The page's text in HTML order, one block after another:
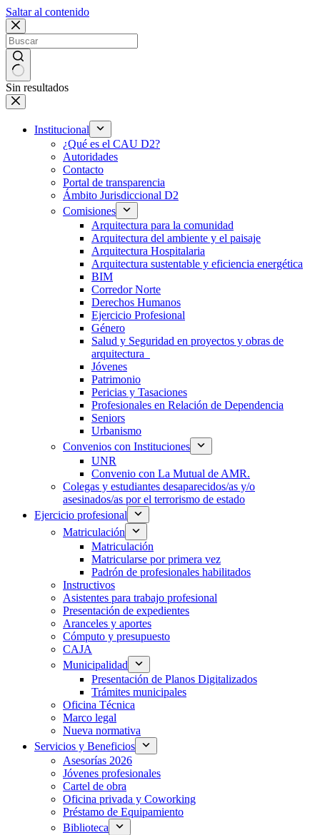
Saltar al contenido
Sin resultados
Institucional
¿Qué es el CAU D2?
Autoridades
Contacto
Portal de transparencia
Ámbito Jurisdiccional D2
Comisiones
Arquitectura para la comunidad
Arquitectura del ambiente y el paisaje
Arquitectura Hospitalaria
Arquitectura sustentable y eficiencia energética
BIM
Corredor Norte
Derechos Humanos
Ejercicio Profesional
Género
Salud y Seguridad en proyectos y obras de
arquitectura
Jóvenes
Patrimonio
Pericias y Tasaciones
Profesionales en Relación de Dependencia
Seniors
Urbanismo
Convenios con Instituciones
UNR
Convenio con La Mutual de AMR.
Colegas y estudiantes desaparecidos/as y/o
asesinados/as por el terrorismo de estado
Ejercicio profesional
Matriculación
Matriculación
Matricularse por primera vez
Padrón de profesionales habilitados
Instructivos
Asistentes para trabajo profesional
Presentación de expedientes
Aranceles y aportes
Cómputo y presupuesto
CAJA
Municipalidad
Presentación de Planos Digitalizados
Trámites municipales
Oficina Técnica
Marco legal
Nueva normativa
Servicios y Beneficios
Asesorías 2026
Jóvenes profesionales
Cartel de obra
Oficina privada y Coworking
Préstamo de Equipamiento
Biblioteca